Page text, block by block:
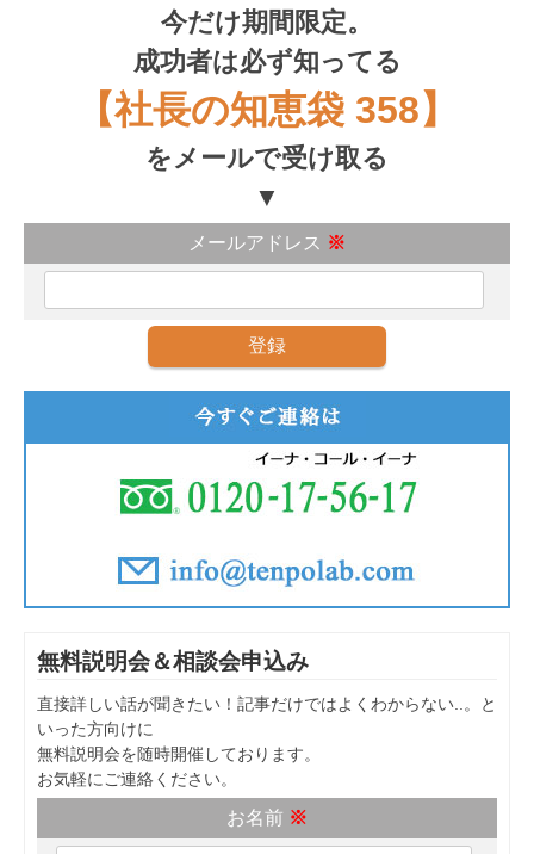
今だけ期間限定。
成功者は必ず知ってる
【社長の知恵袋 358】
をメールで受け取る
▼
メールアドレス ※
無料説明会＆相談会申込み
直接詳しい話が聞きたい！記事だけではよくわからない..。と
いった方向けに
無料説明会を随時開催しております。
お気軽にご連絡ください。
お名前 ※